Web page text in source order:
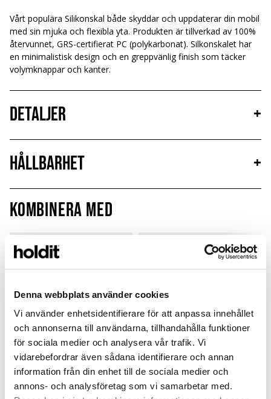
Denna webbplats använder cookies
Vi använder enhetsidentifierare för att anpassa innehållet
och annonserna till användarna, tillhandahålla funktioner
för sociala medier och analysera vår trafik. Vi
vidarebefordrar även sådana identifierare och annan
information från din enhet till de sociala medier och
annons- och analysföretag som vi samarbetar med.
Vårt populära Silikonskal både skyddar och uppdaterar din mobil
med sin mjuka och flexibla yta. Produkten är tillverkad av 100%
återvunnet, GRS-certifierat PC (polykarbonat). Silkonskalet har
en minimalistisk design och en greppvänlig finish som täcker
volymknappar och kanter.
Detaljer +
Hållbarhet
+
Kombinera med
Limited Edition
MagSafe Fit